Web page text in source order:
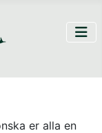
er alla en